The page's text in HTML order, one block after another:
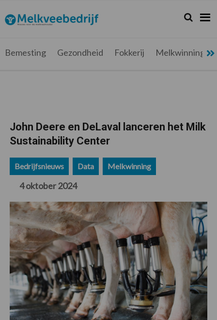
de
hoofdnavigatie
de
hoofd
de
eerste
de
voettekst
Melkveebedrijf.be
Nieuws
melkveehouder
Zoeken...
Zoek
Bemesting Gezondheid Fokkerij Melkwinning
John Deere en DeLaval lanceren het Milk
Sustainability Center
Bedrijfsnieuws Data Melkwinning
4 oktober 2024